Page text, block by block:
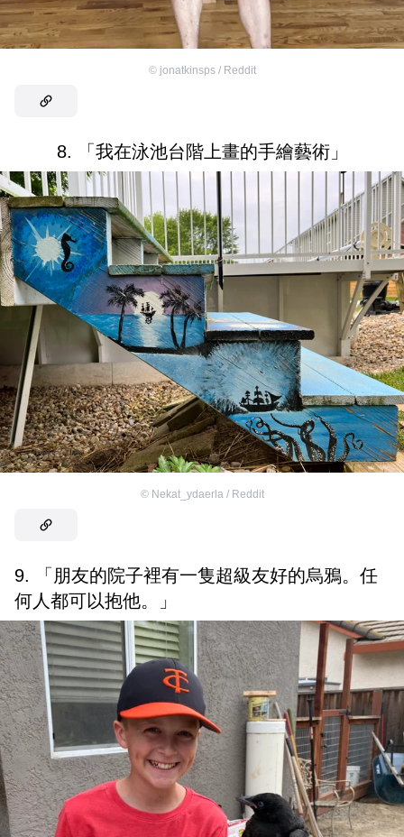
© jonatkinsps / Reddit
8. 「我在泳池台階上畫的手繪藝術」
© Nekat_ydaerla / Reddit
9. 「朋友的院子裡有一隻超級友好的烏鴉。任
何人都可以抱他。」